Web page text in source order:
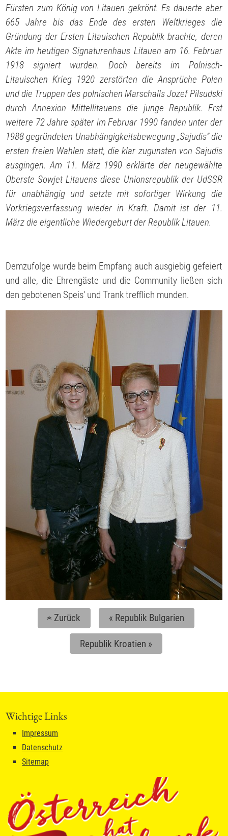
Fürsten zum König von Litauen gekrönt. Es dauerte aber
665 Jahre bis das Ende des ersten Weltkrieges die
Gründung der Ersten Litauischen Republik brachte, deren
Akte im heutigen Signaturenhaus Litauen am 16. Februar
1918 signiert wurden. Doch bereits im Polnisch-
Litauischen Krieg 1920 zerstörten die Ansprüche Polen
und die Truppen des polnischen Marschalls Jozef Pilsudski
durch Annexion Mittellitauens die junge Republik. Erst
weitere 72 Jahre später im Februar 1990 fanden unter der
1988 gegründeten Unabhängigkeitsbewegung „Sajudis“ die
ersten freien Wahlen statt, die klar zugunsten von Sajudis
ausgingen. Am 11. März 1990 erklärte der neugewählte
Oberste Sowjet Litauens diese Unionsrepublik der UdSSR
für unabhängig und setzte mit sofortiger Wirkung die
Vorkriegsverfassung wieder in Kraft. Damit ist der 11.
März die eigentliche Wiedergeburt der Republik Litauen.
Demzufolge wurde beim Empfang auch ausgiebig gefeiert
und alle, die Ehrengäste und die Community ließen sich
den gebotenen Speis‘ und Trank trefflich munden.
«Zurück « Republik Bulgarien
Republik Kroatien »
Wichtige Links
Impressum
Datenschutz
Sitemap